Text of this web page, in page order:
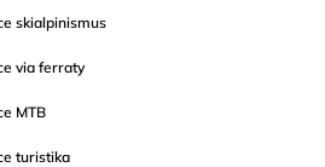
skialpinismus
via ferraty
MTB
turistika